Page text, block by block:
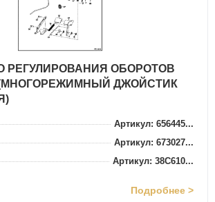
РЕГУЛИРОВАНИЯ ОБОРОТОВ
ДЖОЙСТИК
Артикул: 656445...
Артикул: 673027...
Артикул: 38C610...
Подробнее >